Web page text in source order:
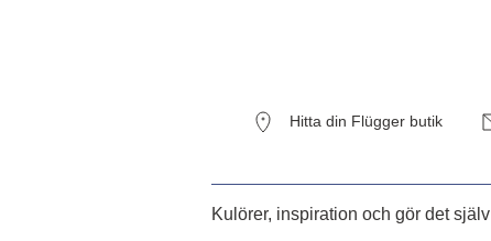
Hitta din Flügger butik
Kulörer, inspiration och gör det själv